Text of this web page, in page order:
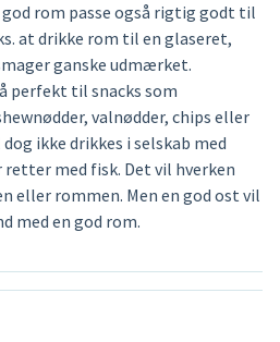
rom passe også rigtig godt til
at drikke rom til en glaseret,
ganske udmærket.
perfekt til snacks som
valnødder, chips eller
ikke drikkes i selskab med
med fisk. Det vil hverken
eller rommen. Men en god ost vil
med en god rom.